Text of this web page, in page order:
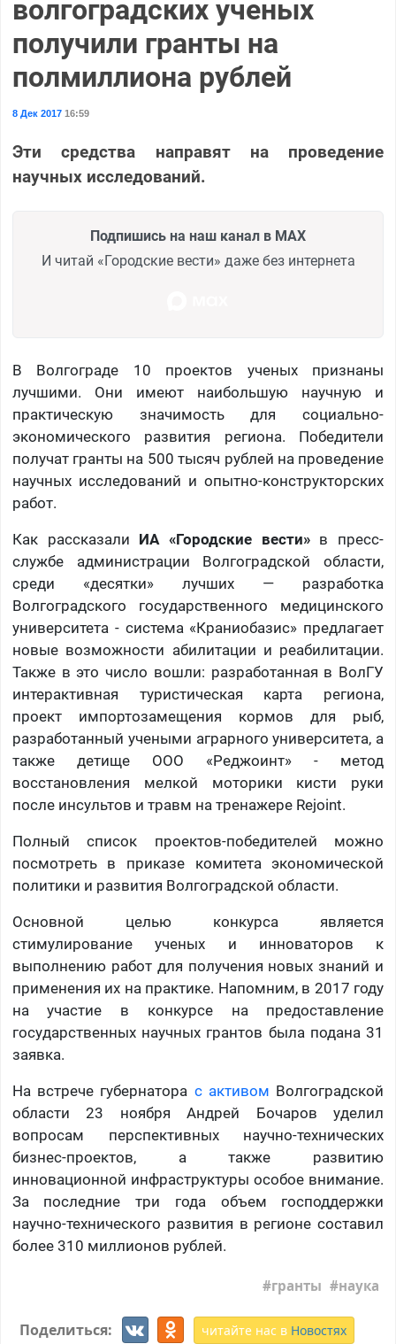
волгоградских ученых
получили гранты на
полмиллиона рублей
8 Дек 201716:59
Эти средства направят на проведение
научных исследований.
Подпишись на наш канал в MAX
И читай «Городские вести» даже без интернета
В Волгограде 10 проектов ученых признаны
лучшими. Они имеют наибольшую научную и
практическую значимость для социально-
экономического развития региона. Победители
получат гранты на 500 тысяч рублей на проведение
научных исследований и опытно-конструкторских
работ.
Как рассказали ИА «Городские вести»в пресс-
службе администрации Волгоградской области,
среди «десятки» лучших — разработка
Волгоградского государственного медицинского
университета - система «Краниобазис» предлагает
новые возможности абилитации и реабилитации.
Также в это число вошли: разработанная в ВолГУ
интерактивная туристическая карта региона,
проект импортозамещения кормов для рыб,
разработанный учеными аграрного университета, а
также детище ООО «Реджоинт» - метод
восстановления мелкой моторики кисти руки
после инсультов и травм на тренажере Rejoint.
Полный список проектов-победителей можно
посмотреть в приказе комитета экономической
политики и развития Волгоградской области.
Основной целью конкурса является
стимулирование ученых и инноваторов к
выполнению работ для получения новых знаний и
применения их на практике. Напомним, в 2017 году
на участие в конкурсе на предоставление
государственных научных грантов была подана 31
заявка.
На встрече губернатора с активом Волгоградской
области 23 ноября Андрей Бочаров уделил
вопросам перспективных научно-технических
бизнес-проектов, а также развитию
инновационной инфраструктуры особое внимание.
За последние три года объем господдержки
научно-технического развития в регионе составил
более 310 миллионов рублей.
гранты наука
Поделиться: читайте нас в Новостях